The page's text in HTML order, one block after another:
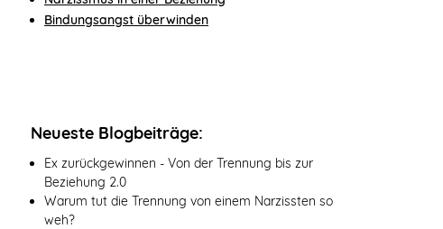
Bindungsangst überwinden
Neueste Blogbeiträge:
Ex zurückgewinnen - Von der Trennung bis zur
Beziehung 2.0
Warum tut die Trennung von einem Narzissten so
weh?